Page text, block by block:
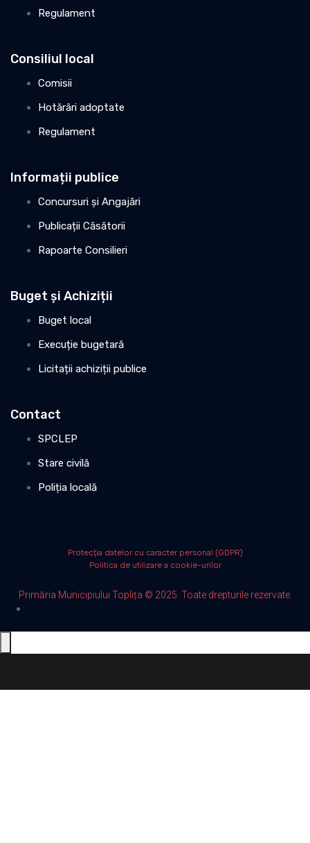
Regulament
Consiliul local
Comisii
Hotărâri adoptate
Regulament
Informații publice
Concursuri și Angajări
Publicații Căsătorii
Rapoarte Consilieri
Buget și Achiziții
Buget local
Execuție bugetară
Licitații achiziții publice
Contact
SPCLEP
Stare civilă
Poliția locală
Protecția datelor cu caracter personal (GDPR)
Politica de utilizare a cookie-urilor
Primăria Municipiului Toplița © 2025. Toate drepturile rezervate.